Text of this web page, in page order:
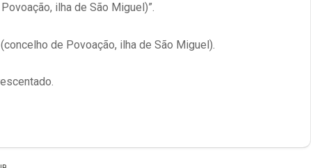
ilha de São Miguel)”.
de Povoação, ilha de São Miguel).